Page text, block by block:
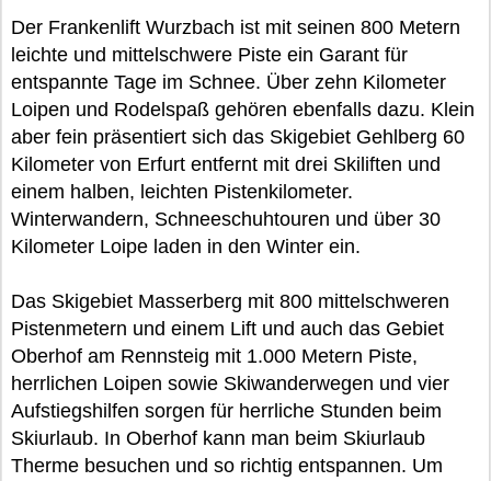
Der Frankenlift Wurzbach ist mit seinen 800 Metern
leichte und mittelschwere Piste ein Garant für
entspannte Tage im Schnee. Über zehn Kilometer
Loipen und Rodelspaß gehören ebenfalls dazu. Klein
aber fein präsentiert sich das Skigebiet Gehlberg 60
Kilometer von Erfurt entfernt mit drei Skiliften und
einem halben, leichten Pistenkilometer.
Winterwandern, Schneeschuhtouren und über 30
Kilometer Loipe laden in den Winter ein.
Das Skigebiet Masserberg mit 800 mittelschweren
Pistenmetern und einem Lift und auch das Gebiet
Oberhof am Rennsteig mit 1.000 Metern Piste,
herrlichen Loipen sowie Skiwanderwegen und vier
Aufstiegshilfen sorgen für herrliche Stunden beim
Skiurlaub. In Oberhof kann man beim Skiurlaub
Therme besuchen und so richtig entspannen. Um